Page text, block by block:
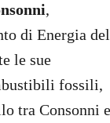
,
di Energia del
le sue
fossili,
tra Consonni e